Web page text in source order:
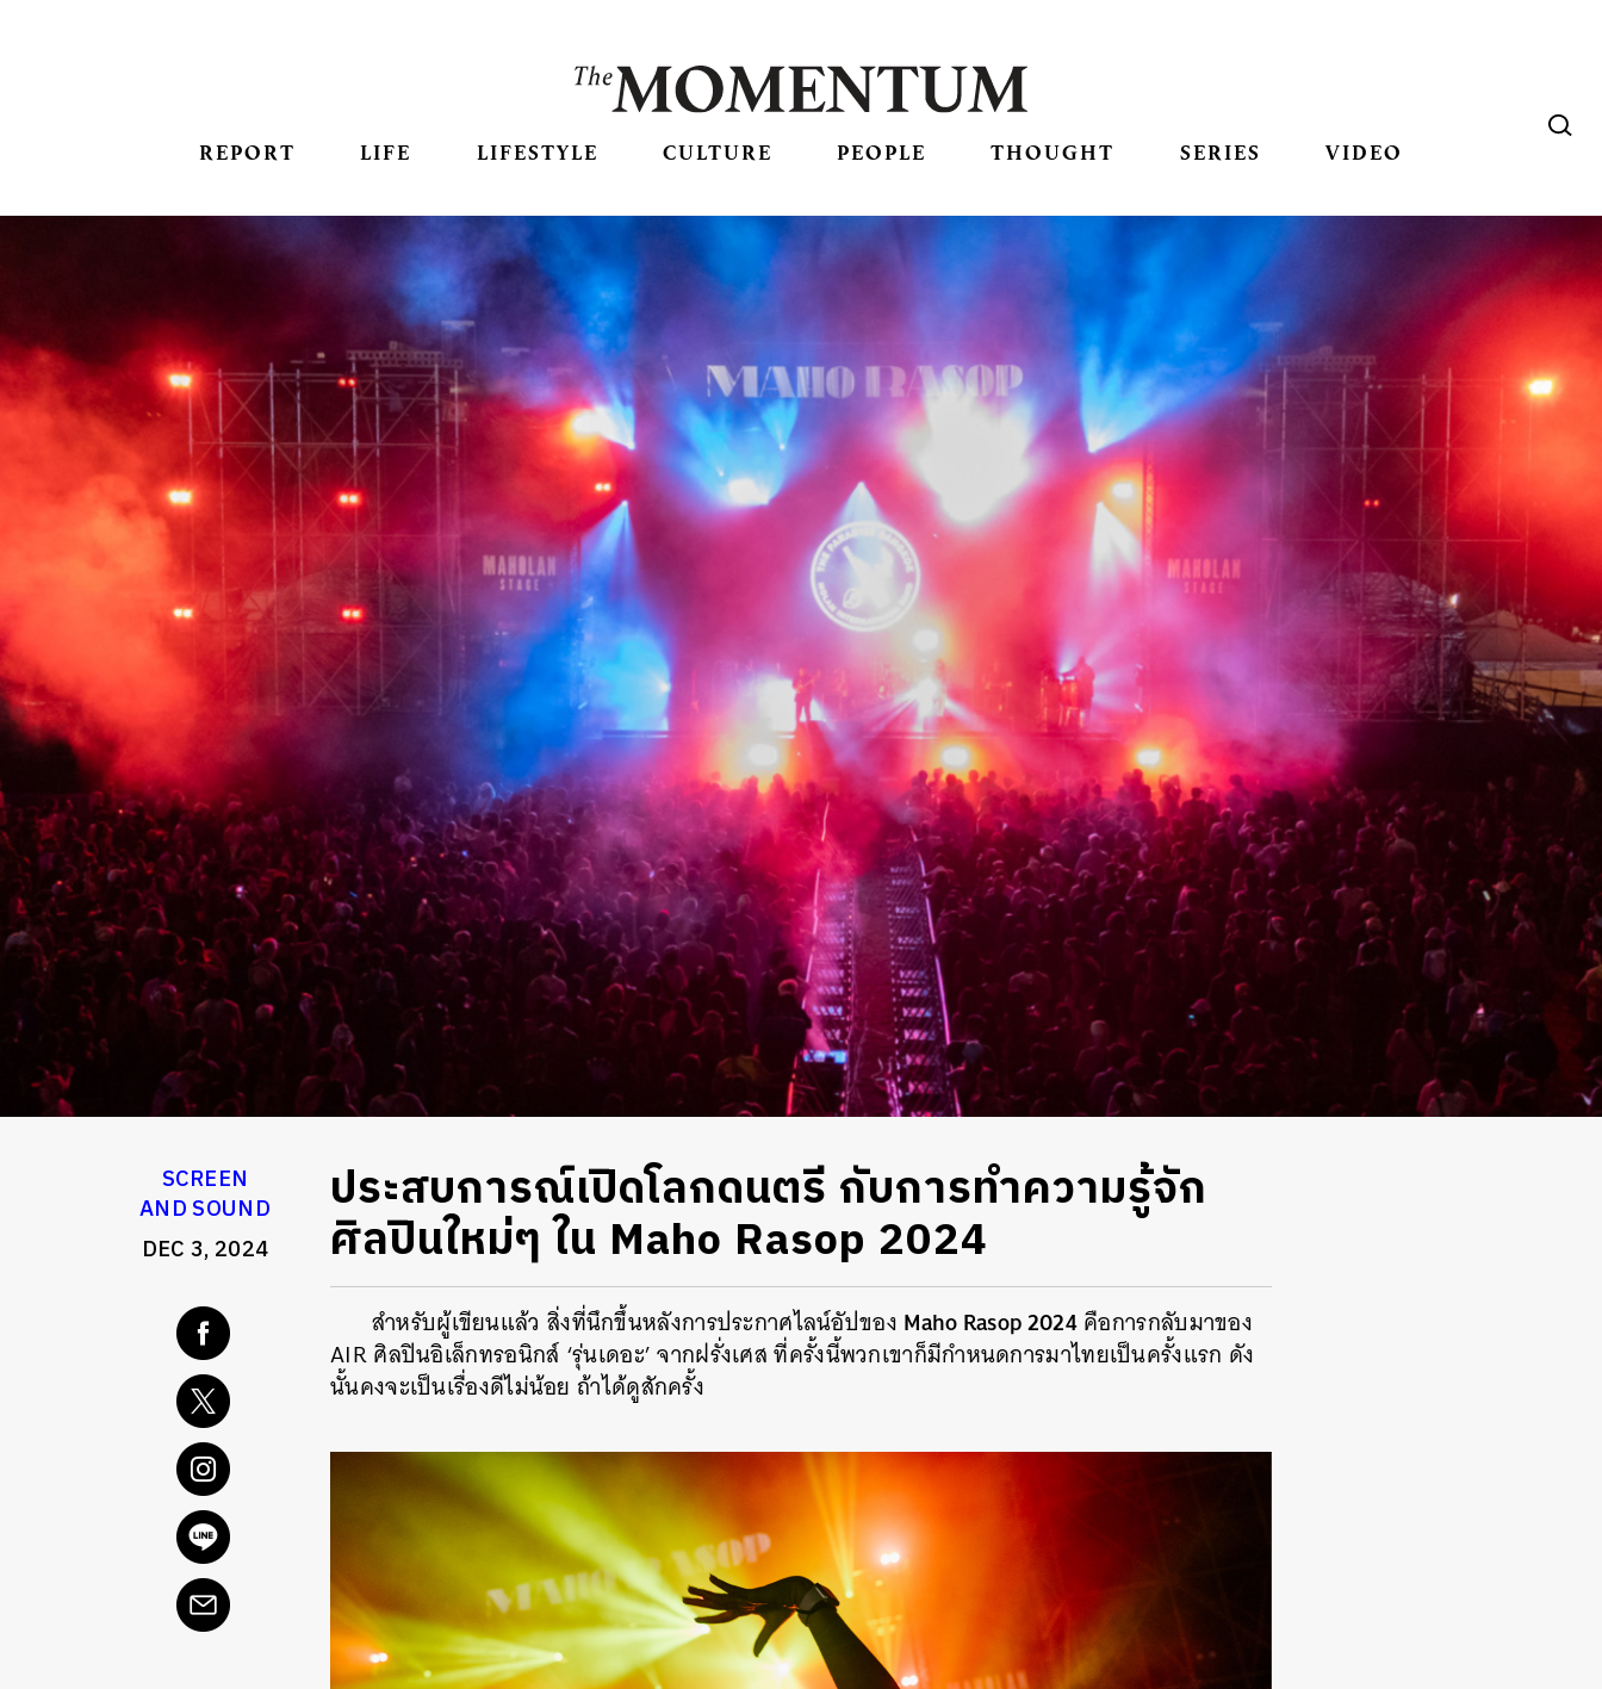
REPORT LIFE LIFESTYLE CULTURE PEOPLE THOUGHT SERIES VIDEO
SCREEN
AND SOUND
DEC 3, 2024
ประสบการณ์เปิดโลกดนตรี กับการทำความรู้จัก
ศิลปินใหม่ๆ ใน Maho Rasop 2024
สำหรับผู้เขียนแล้ว สิ่งที่นึกขึ้นหลังการประกาศไลน์อัปของ Maho Rasop 2024คือการกลับมาของ
AIR ศิลปินอิเล็กทรอนิกส์ ‘รุ่นเดอะ’ จากฝรั่งเศส ที่ครั้งนี้พวกเขาก็มีกำหนดการมาไทยเป็นครั้งแรก ดัง
นั้นคงจะเป็นเรื่องดีไม่น้อย ถ้าได้ดูสักครั้ง